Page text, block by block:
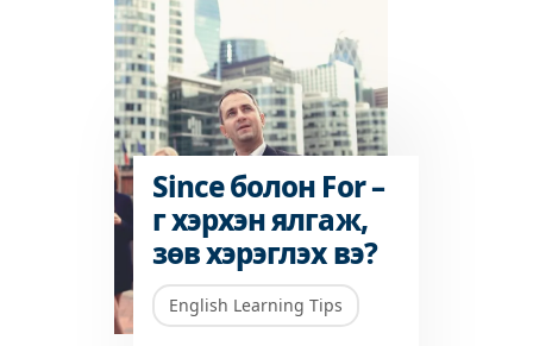
Since болон For –
г хэрхэн ялгаж,
зөв хэрэглэх вэ?
English Learning Tips